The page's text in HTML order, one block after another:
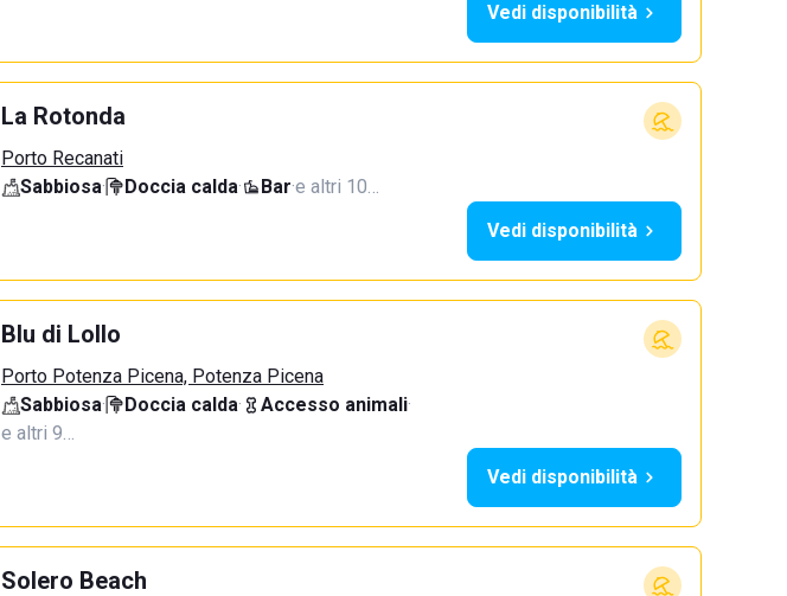
Vedi disponibilità
La Rotonda
Porto Recanati
Sabbiosa· Doccia calda· Bar·e altri 10…
Vedi disponibilità
Blu di Lollo
Porto Potenza Picena, Potenza Picena
Sabbiosa· Doccia calda· Accesso animali·
e altri 9…
Vedi disponibilità
Solero Beach